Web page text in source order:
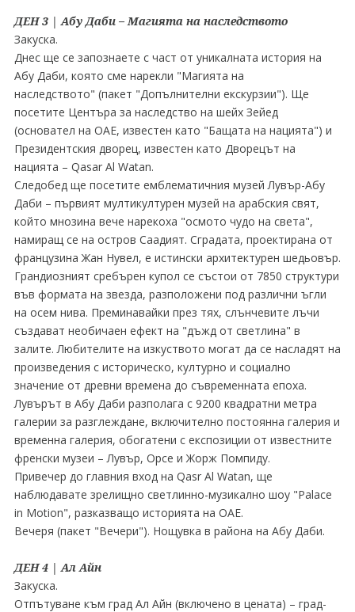
ДЕН 3 | Абу Даби – Магията на наследството
Закуска.
Днес ще се запознаете с част от уникалната история на
Абу Даби, която сме нарекли "Магията на
наследството" (пакет "Допълнителни екскурзии"). Ще
посетите Центъра за наследство на шейх Зейед
(основател на ОАЕ, известен като "Бащата на нацията") и
Президентския дворец, известен като Дворецът на
нацията – Qasar Al Watan.
Следобед ще посетите емблематичния музей Лувър-Абу
Даби – първият мултикултурен музей на арабския свят,
който мнозина вече нарекоха "осмото чудо на света",
намиращ се на остров Саадият. Сградата, проектирана от
французина Жан Нувел, е истински архитектурен шедьовър.
Грандиозният сребърен купол се състои от 7850 структури
във формата на звезда, разположени под различни ъгли
на осем нива. Преминавайки през тях, слънчевите лъчи
създават необичаен ефект на "дъжд от светлина" в
залите. Любителите на изкуството могат да се насладят на
произведения с историческо, културно и социaлно
значение от древни времена до съвременната епоха.
Лувърът в Абу Даби разполага с 9200 квадратни метра
галерии за разглеждане, включително постоянна галерия и
временна галерия, обогатени с експозиции от известните
френски музеи – Лувър, Орсе и Жорж Помпиду.
Привечер до главния вход на Qasr Al Watan, ще
наблюдавате зрелищно светлинно-музикално шоу "Palace
in Motion", разказващо историята на ОАЕ.
Вечеря (пакет "Вечери"). Нощувка в района на Абу Даби.
ДЕН 4 | Ал Айн
Закуска.
Отпътуване към град Ал Айн (включено в цената) – град-